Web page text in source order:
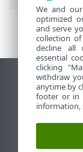
Vis
End of Life
ESET-
ESET-forum
ESET
We and
optimized
and serve
collection
decline all
essential
clicking
withdraw
anytime by
footer or in
information,